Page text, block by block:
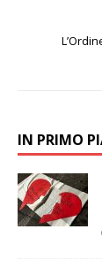
IN PRIMO